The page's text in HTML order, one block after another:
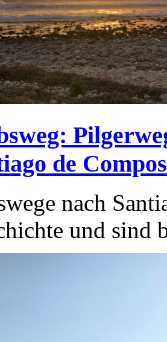
de
nach
und sind